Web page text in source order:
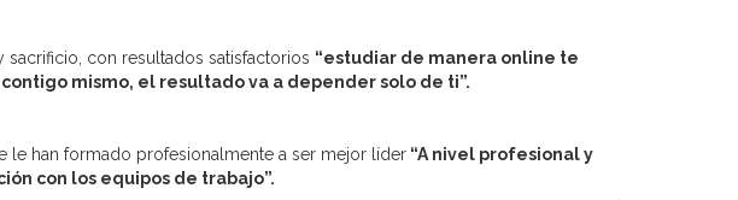
con resultados satisfactorios “estudiar de manera online te
mismo, el resultado va a depender solo de ti”.
le han formado profesionalmente a ser mejor líder “A nivel profesional y
con los equipos de trabajo”.